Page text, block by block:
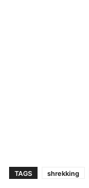
TAGS shrekking